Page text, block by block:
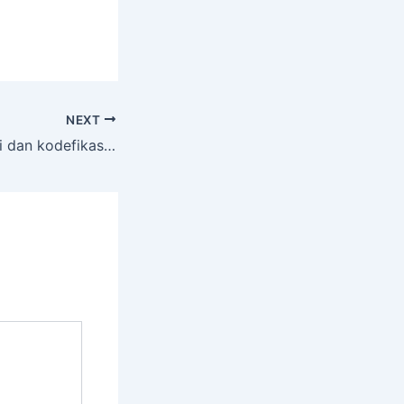
NEXT
Training Klarifikasi dan kodefikasi Penyakit (ICD-10 dan ICD-9-CM) terkait JKN